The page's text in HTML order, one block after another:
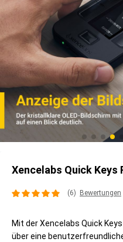
Xencelabs Quick Keys
(6) Bewertungen
Mit der Xencelabs Quick
über eine